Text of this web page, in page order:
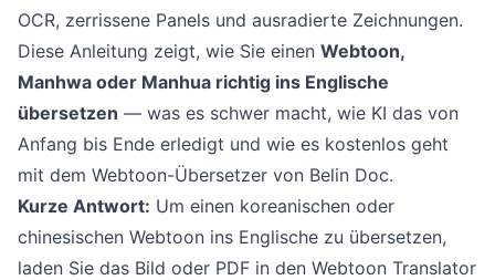
OCR, zerrissene Panels und ausradierte Zeichnungen.
Diese Anleitung zeigt, wie Sie einen Webtoon,
Manhwa oder Manhua richtig ins Englische
übersetzen — was es schwer macht, wie KI das von
Anfang bis Ende erledigt und wie es kostenlos geht
mit dem Webtoon-Übersetzer von Belin Doc.
Kurze Antwort: Um einen koreanischen oder
chinesischen Webtoon ins Englische zu übersetzen,
laden Sie das Bild oder PDF in den Webtoon Translator